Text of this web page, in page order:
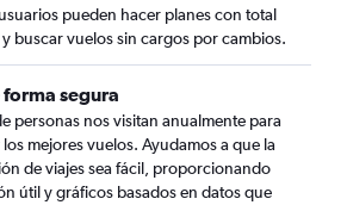
pueden hacer planes con total
buscar vuelos sin cargos por cambios.
segura
personas nos visitan anualmente para
mejores vuelos. Ayudamos a que la
de viajes sea fácil, proporcionando
útil y gráficos basados en datos que